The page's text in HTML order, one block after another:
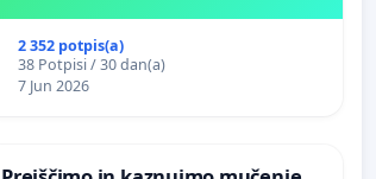
2 352 potpis(a)
38 Potpisi / 30 dan(a)
7 Jun 2026